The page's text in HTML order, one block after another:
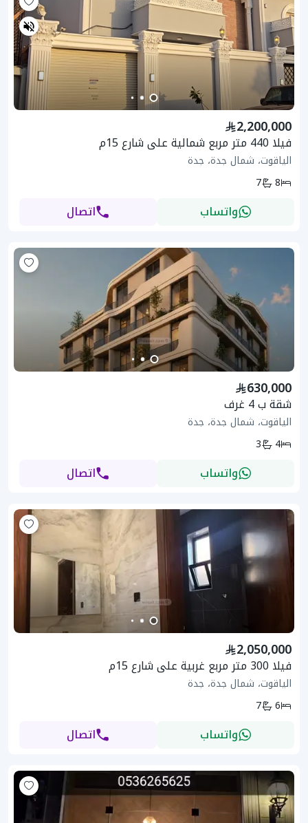
2,200,000
فيلا 440 متر مربع شمالية على شارع 15م
الياقوت، شمال جدة، جدة
8
7
واتساب اتصال
630,000
شقة ب 4 غرف
الياقوت، شمال جدة، جدة
4
3
واتساب اتصال
2,050,000
فيلا 300 متر مربع غربية على شارع 15م
الياقوت، شمال جدة، جدة
6
7
واتساب اتصال